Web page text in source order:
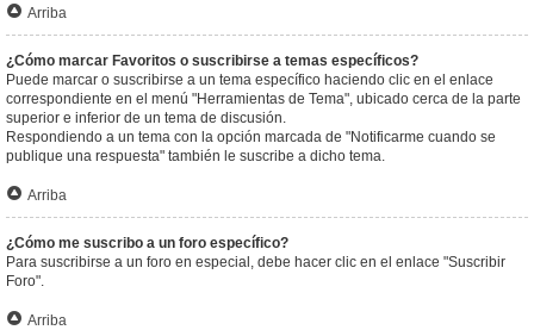
Arriba
¿Cómo marcar Favoritos o suscribirse a temas específicos?
Puede marcar o suscribirse a un tema específico haciendo clic en el enlace
correspondiente en el menú "Herramientas de Tema", ubicado cerca de la parte
superior e inferior de un tema de discusión.
Respondiendo a un tema con la opción marcada de "Notificarme cuando se
publique una respuesta" también le suscribe a dicho tema.
Arriba
¿Cómo me suscribo a un foro específico?
Para suscribirse a un foro en especial, debe hacer clic en el enlace "Suscribir
Foro".
Arriba